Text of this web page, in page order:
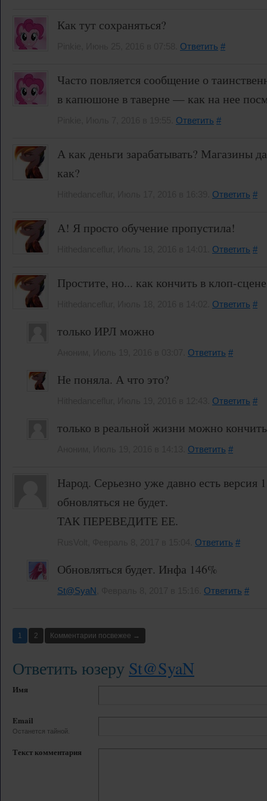
Как тут сохраняться?
Ответить #
Часто повляется сообщение о
в капюшоне в таверне — как на нее
Ответить #
А как деньги зарабатывать? Магазины
как?
Ответить #
А! Я просто обучение пропустила!
Ответить #
Простите, но... как кончить в клоп-
Ответить #
только ИРЛ можно
Ответить #
Не поняла. А что это?
Ответить #
только в реальной жизни можно
Ответить #
Народ. Серьезно уже давно есть версия
обновляться не будет.
ТАК ПЕРЕВЕДИТЕ ЕЕ.
Ответить #
Обновляться будет. Инфа 146%
St@SyaN Ответить #
1 2 Комментарии посвежее →
Ответить юзеру St@SyaN
Имя
Email
Останется тайной.
Текст комментария